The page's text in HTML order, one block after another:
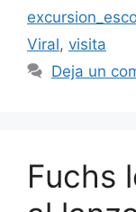
Viral, visita
Deja un
Fuchs